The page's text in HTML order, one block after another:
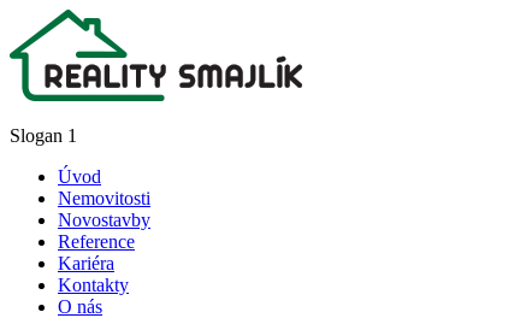
Slogan 1
Úvod
Nemovitosti
Novostavby
Reference
Kariéra
Kontakty
O nás